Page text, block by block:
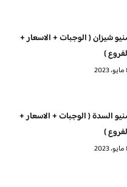
شيزان ( الوجبات + الاسعار +
)
السدة ( الوجبات + الاسعار +
)